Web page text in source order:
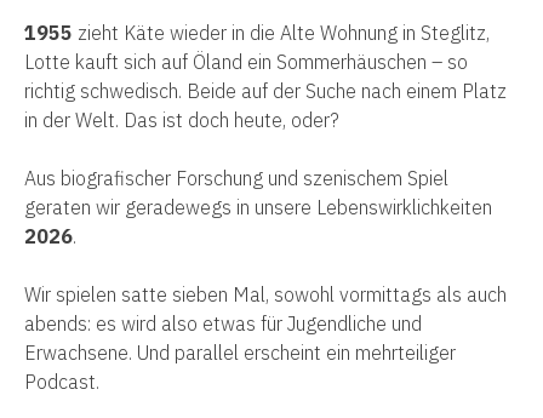
1955 zieht Käte wieder in die Alte Wohnung in Steglitz,
Lotte kauft sich auf Öland ein Sommerhäuschen – so
richtig schwedisch. Beide auf der Suche nach einem Platz
in der Welt. Das ist doch heute, oder?
Aus biografischer Forschung und szenischem Spiel
geraten wir geradewegs in unsere Lebenswirklichkeiten
2026.
Wir spielen satte sieben Mal, sowohl vormittags als auch
abends: es wird also etwas für Jugendliche und
Erwachsene. Und parallel erscheint ein mehrteiliger
Podcast.